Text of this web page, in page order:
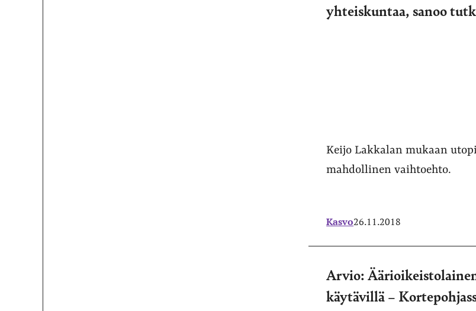
yhteiskuntaa, sanoo
Keijo Lakkalan mukaan
mahdollinen vaihtoehto.
Kasvo26.11.2018
Arvio:
käytävillä –